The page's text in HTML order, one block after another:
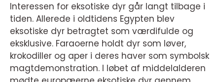
Interessen for eksotiske dyr går langt tilbage i
tiden. Allerede i oldtidens Egypten blev
eksotiske dyr betragtet som værdifulde og
eksklusive. Faraoerne holdt dyr som løver,
krokodiller og aper i deres haver som symbolsk
magtdemonstration. I løbet af middelalderen